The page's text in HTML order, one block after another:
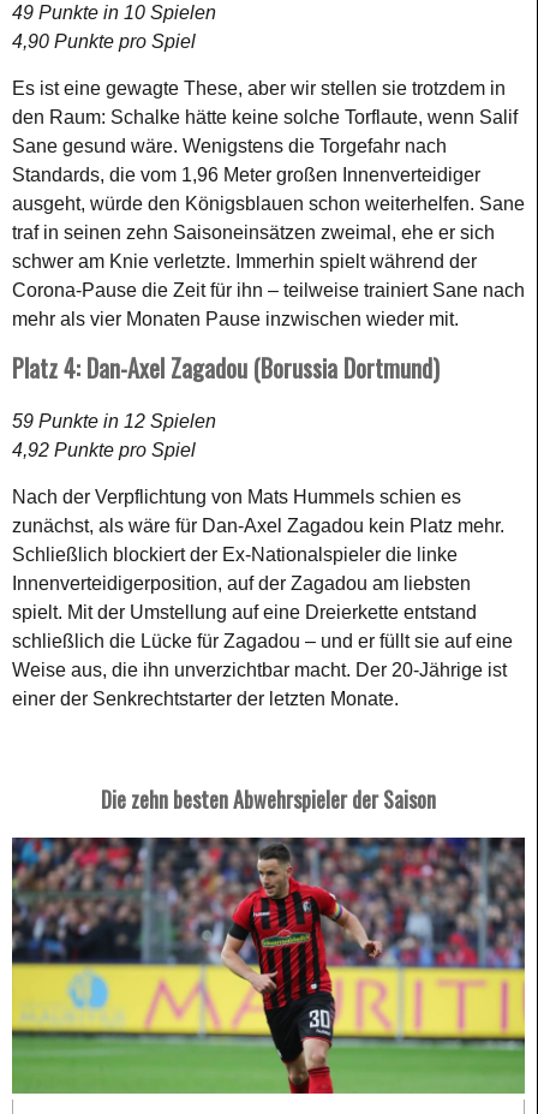
49 Punkte in 10 Spielen
4,90 Punkte pro Spiel
Es ist eine gewagte These, aber wir stellen sie trotzdem in
den Raum: Schalke hätte keine solche Torflaute, wenn Salif
Sane gesund wäre. Wenigstens die Torgefahr nach
Standards, die vom 1,96 Meter großen Innenverteidiger
ausgeht, würde den Königsblauen schon weiterhelfen. Sane
traf in seinen zehn Saisoneinsätzen zweimal, ehe er sich
schwer am Knie verletzte. Immerhin spielt während der
Corona-Pause die Zeit für ihn – teilweise trainiert Sane nach
mehr als vier Monaten Pause inzwischen wieder mit.
Platz 4: Dan-Axel Zagadou (Borussia Dortmund)
59 Punkte in 12 Spielen
4,92 Punkte pro Spiel
Nach der Verpflichtung von Mats Hummels schien es
zunächst, als wäre für Dan-Axel Zagadou kein Platz mehr.
Schließlich blockiert der Ex-Nationalspieler die linke
Innenverteidigerposition, auf der Zagadou am liebsten
spielt. Mit der Umstellung auf eine Dreierkette entstand
schließlich die Lücke für Zagadou – und er füllt sie auf eine
Weise aus, die ihn unverzichtbar macht. Der 20-Jährige ist
einer der Senkrechtstarter der letzten Monate.
Die zehn besten Abwehrspieler der Saison